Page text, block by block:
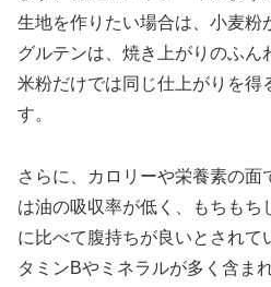
生地を作りたい場合は、小麦粉
グルテンは、焼き上がりのふん
米粉だけでは同じ仕上がりを得
す。
さらに、カロリーや栄養素の面
は油の吸収率が低く、もちもち
に比べて腹持ちが良いとされて
タミンBやミネラルが多く含ま